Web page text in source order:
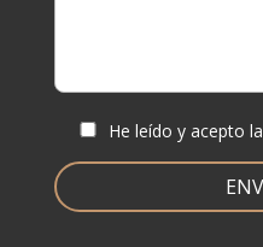
He leído y acepto la